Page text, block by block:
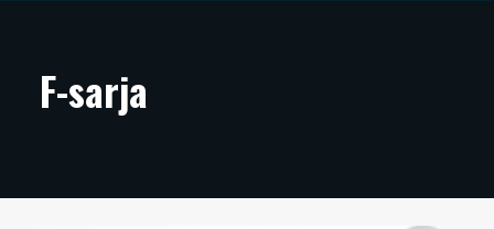
ARTIKKELIT
TECHBBS
F-sarja